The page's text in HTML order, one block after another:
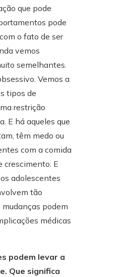
que pode
pode
o fato de ser
vemos
semelhantes.
Vemos a
tipos de
restrição
E há aqueles que
têm medo ou
com a comida
crescimento. E
adolescentes
tão
podem
médicas
podem levar a
Que significa